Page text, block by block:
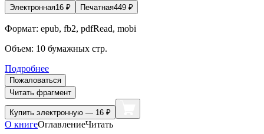
Электронная16 ₽ Печатная449 ₽
Формат: epub, fb2, pdfRead, mobi
Объем: 10 бумажных стр.
Подробнее
Пожаловаться
Читать фрагмент
Купить электронную — 16 ₽
О книгеОглавлениеЧитать